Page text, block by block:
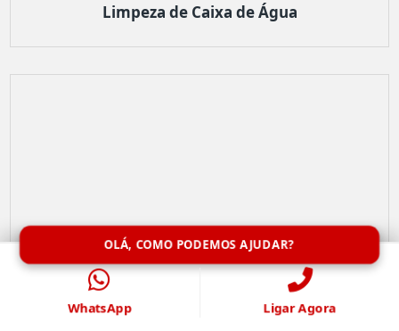
Limpeza de Caixa de Água
OLÁ, COMO PODEMOS AJUDAR?
WhatsApp Ligar Agora